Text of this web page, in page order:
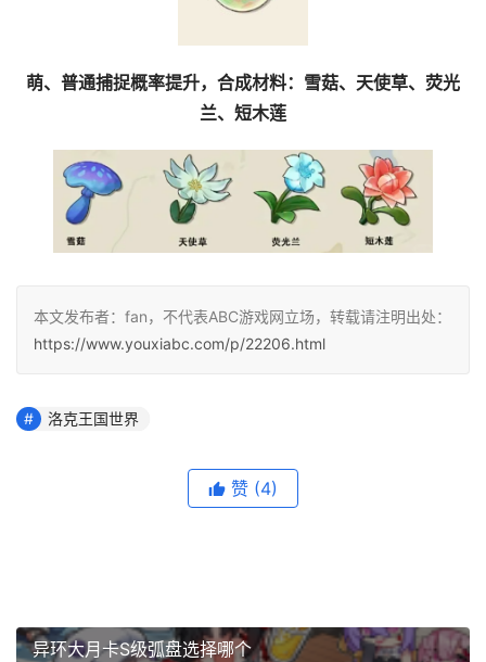
萌、普通捕捉概率提升，合成材料：雪菇、天使草、荧光
兰、短木莲
本文发布者：fan，不代表ABC游戏网立场，转载请注明出处：
https://www.youxiabc.com/p/22206.html
洛克王国世界
赞 (4)
异环大月卡S级弧盘选择哪个